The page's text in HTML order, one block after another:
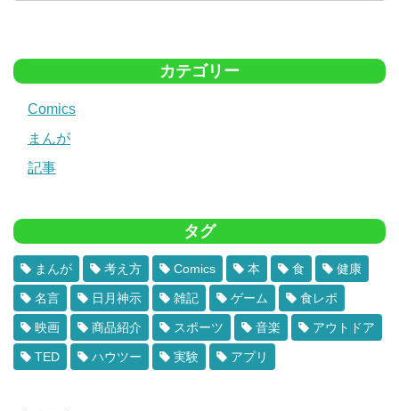
カテゴリー
Comics
まんが
記事
タグ
まんが 考え方 Comics 本 食 健康
名言 日月神示 雑記 ゲーム 食レポ
映画 商品紹介 スポーツ 音楽 アウトドア
TED ハウツー 実験 アプリ